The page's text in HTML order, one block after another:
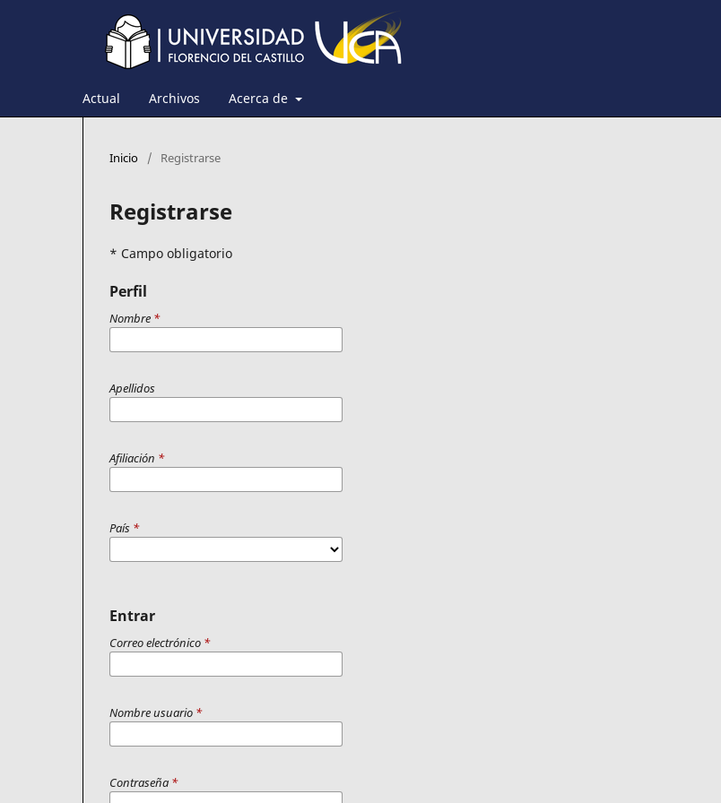
Actual Archivos Acerca de
Inicio / Registrarse
Registrarse
* Campo obligatorio
Perfil
Nombre *
Apellidos
Afiliación *
País *
Entrar
Correo electrónico *
Nombre usuario *
Contraseña *